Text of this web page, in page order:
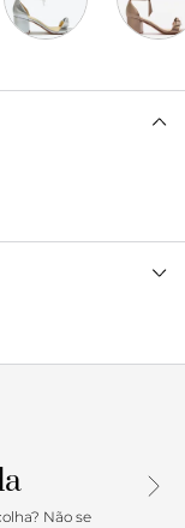
o delicado
trabalhado para
Não se